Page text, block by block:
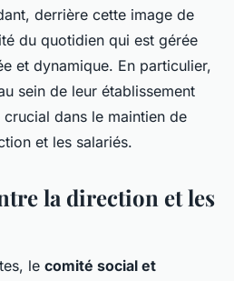
• 6 min de lecture
derrière cette image de
du quotidien qui est gérée
et dynamique. En particulier,
sein de leur établissement
dans le maintien de
et les salariés.
la direction et les
le comité social et